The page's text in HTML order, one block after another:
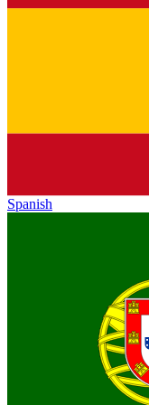
Spanish